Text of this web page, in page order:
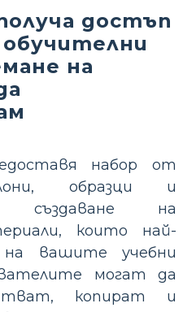
достъп
на
набор от
образци и
създаване на
които най-
вашите учебни
могат да
копират и